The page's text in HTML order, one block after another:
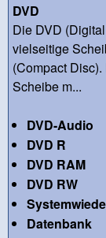
DVD
Die DVD
vielseitige
(Compact
Scheibe m...
DVD-Audio
DVD R
DVD RAM
DVD RW
Datenbank